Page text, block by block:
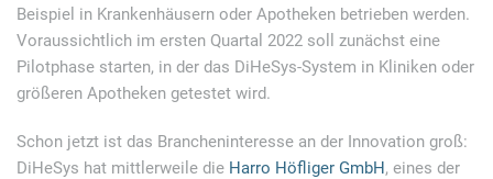
Beispiel in Krankenhäusern oder Apotheken betrieben werden.
Voraussichtlich im ersten Quartal 2022 soll zunächst eine
Pilotphase starten, in der das DiHeSys-System in Kliniken oder
größeren Apotheken getestet wird.
Schon jetzt ist das Brancheninteresse an der Innovation groß:
DiHeSys hat mittlerweile die Harro Höfliger GmbH, eines der